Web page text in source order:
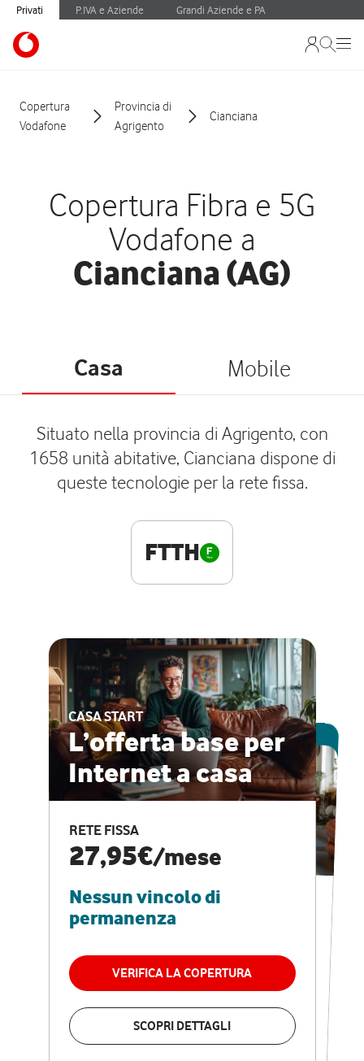
Privati P.IVA e Aziende Grandi Aziende e PA
Copertura
Vodafone
Provincia di
Agrigento
Cianciana
Copertura Fibra e 5G
Vodafone a
Cianciana (AG)
Casa Mobile
Situato nella provincia di Agrigento, con
1658 unità abitative, Cianciana dispone di
queste tecnologie per la rete fissa.
FTTH
CASA START
L’offerta base per
Internet a casa
RETE FISSA
27,95€/mese
Nessun vincolo di
permanenza
VERIFICA LA COPERTURA
SCOPRI DETTAGLI
ESCLUSIVA ONLINE
CASA PRO
Internet veloce e
vantaggi speciali
RETE FISSA + VODAFONE CLUB
29,95€
permanenza
VERIFICA LA COPERTURA